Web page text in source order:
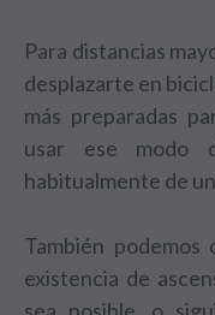
Para distancias
desplazarte en
más preparadas
usar ese modo
habitualmente de
También
existencia de